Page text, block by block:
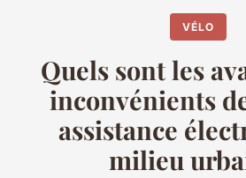
VÉLO
Quels sont les
inconvénients
assistance
milieu